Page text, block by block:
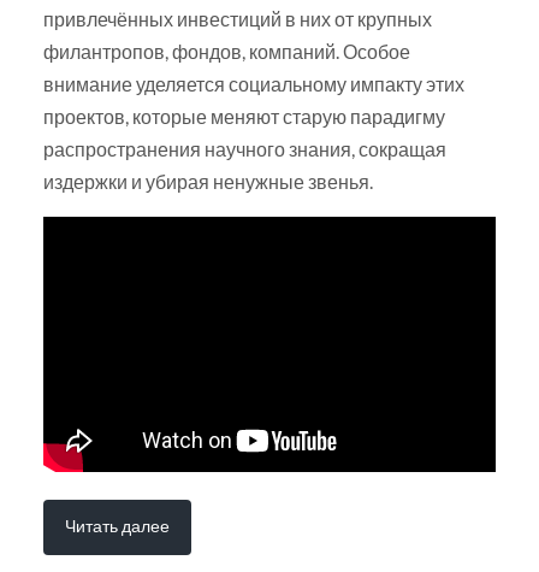
привлечённых инвестиций в них от крупных
филантропов, фондов, компаний. Особое
внимание уделяется социальному импакту этих
проектов, которые меняют старую парадигму
распространения научного знания, сокращая
издержки и убирая ненужные звенья.
Читать далее